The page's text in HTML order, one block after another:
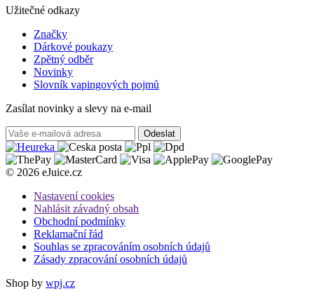
Užitečné odkazy
Značky
Dárkové poukazy
Zpětný odběr
Novinky
Slovník vapingových pojmů
Zasílat novinky a slevy na e-mail
Odeslat
© 2026 eJuice.cz
Nastavení cookies
Nahlásit závadný obsah
Obchodní podmínky
Reklamační řád
Souhlas se zpracováním osobních údajů
Zásady zpracování osobních údajů
Shop by wpj.cz